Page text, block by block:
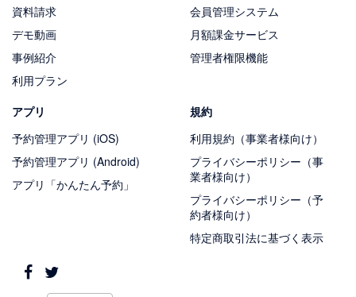
資料請求
デモ動画
事例紹介
利用プラン
会員管理システム
月額課金サービス
管理者権限機能
アプリ
予約管理アプリ (iOS)
予約管理アプリ (Android)
アプリ「かんたん予約」
規約
利用規約（事業者様向け）
プライバシーポリシー（事
業者様向け）
プライバシーポリシー（予
約者様向け）
特定商取引法に基づく表示